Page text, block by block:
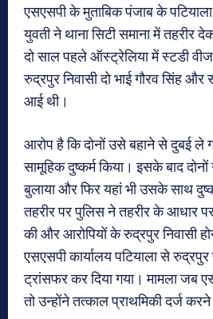
एसएसपी के मुताबिक पंजाब के पटियाला
युवती ने थाना सिटी समाना में तहरीर
दो साल पहले ऑस्ट्रेलिया में स्टडी
रुद्रपुर निवासी दो भाई गौरव सिंह
आई थी।
आरोप है कि दोनों उसे बहाने से दुबई
सामूहिक दुष्कर्म किया। इसके बाद
बुलाया और फिर यहां भी उसके साथ
तहरीर पर पुलिस ने तहरीर के आधार
की और आरोपियों के रुद्रपुर निवासी
एसएसपी कार्यालय पटियाला से रुद्रपुर
ट्रांसफर कर दिया गया। मामला जब
तो उन्होंने तत्काल प्राथमिकी दर्ज करने